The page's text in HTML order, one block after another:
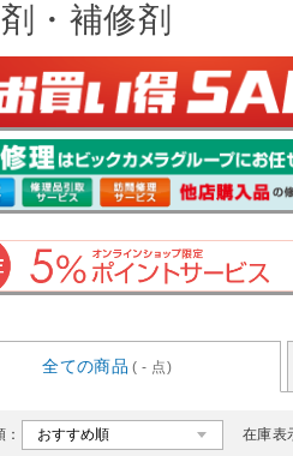
・補修剤
全ての商品 ( - 点)
在庫表